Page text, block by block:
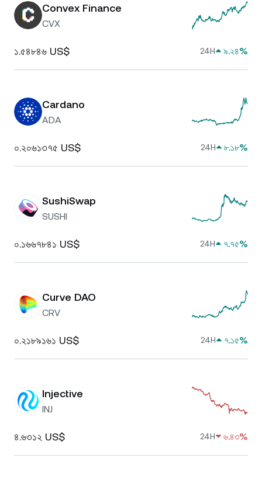
Convex Finance
CVX
১.৫৪৮৪৬ US$ 24H ৯.২৪%
Cardano
ADA
০.২০৬১৩৭৫ US$ 24H ৮.১৮%
SushiSwap
SUSHI
০.১৬৬৭৮৪১ US$ 24H ৭.৭৫%
Curve DAO
CRV
০.২১৮৯১৬১ US$ 24H ৭.১৫%
Injective
INJ
৪.৬৩১২ US$ 24H ৬.৪৩%